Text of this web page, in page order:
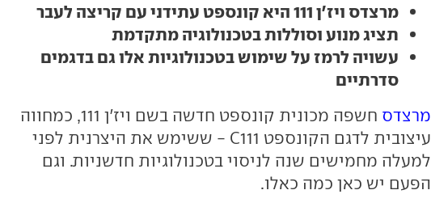
מרצדס ויז'ן 111 היא קונספט עתידני עם קריצה לעבר
תציג מנוע וסוללות בטכנולוגיה מתקדמת
עשויה לרמז על שימוש בטכנולוגיות אלו גם בדגמים
סדרתיים
מרצדס
חשפה מכונית קונספט חדשה בשם ויז'ן 111, כמחווה
עיצובית לדגם הקונספט C111 - ששימש את היצרנית לפני
למעלה מחמישים שנה לניסוי בטכנולוגיות חדשניות. וגם
הפעם יש כאן כמה כאלו.